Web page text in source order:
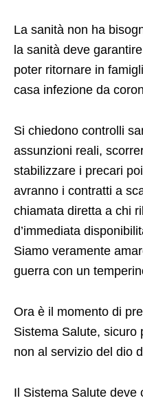
La sanità non ha
la sanità deve
poter ritornare in
casa infezione da
Si chiedono controlli
assunzioni reali,
stabilizzare i precari
avranno i contratti a
chiamata diretta a chi
d’immediata
Siamo veramente
guerra con un
Ora è il momento di
Sistema Salute, sicuro
non al servizio del dio
Il Sistema Salute deve